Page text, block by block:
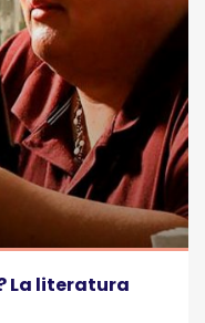
La literatura